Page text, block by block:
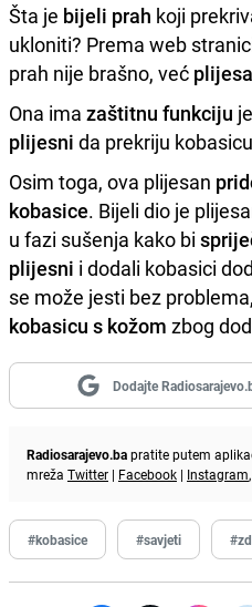
Šta je bijeli prah koji
ukloniti? Prema web
prah nije brašno, već
Ona ima zaštitnu funkciju
plijesni da prekriju
Osim toga, ova plijesan
kobasice. Bijeli dio je
u fazi sušenja kako bi
plijesni i dodali kobasici
se može jesti bez
kobasicu s kožom zbog
Dodajte
Radiosarajevo.bapratite putem
mreža Twitter | Facebook | Instagram
#kobasice #savjeti